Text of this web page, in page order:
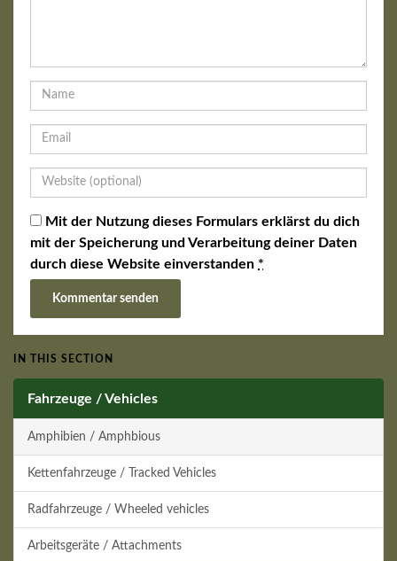
Mit der Nutzung dieses Formulars erklärst du dich
mit der Speicherung und Verarbeitung deiner Daten
durch diese Website einverstanden *
IN THIS SECTION
Fahrzeuge / Vehicles
Amphibien / Amphbious
Kettenfahrzeuge / Tracked Vehicles
Radfahrzeuge / Wheeled vehicles
Arbeitsgeräte / Attachments